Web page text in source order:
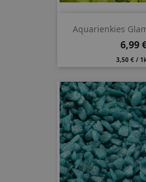
Aquarienkies
Preis
6,99
3,50 € /